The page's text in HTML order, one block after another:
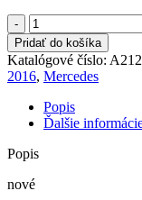
množstvo
MERCEDES
E
W212
2009-
2016
HLINÍKOVÝ
ALU
DISK
X
Pridať do košíka
Katalógové číslo:
2016, Mercedes
Popis
Ďalšie
Popis
nové